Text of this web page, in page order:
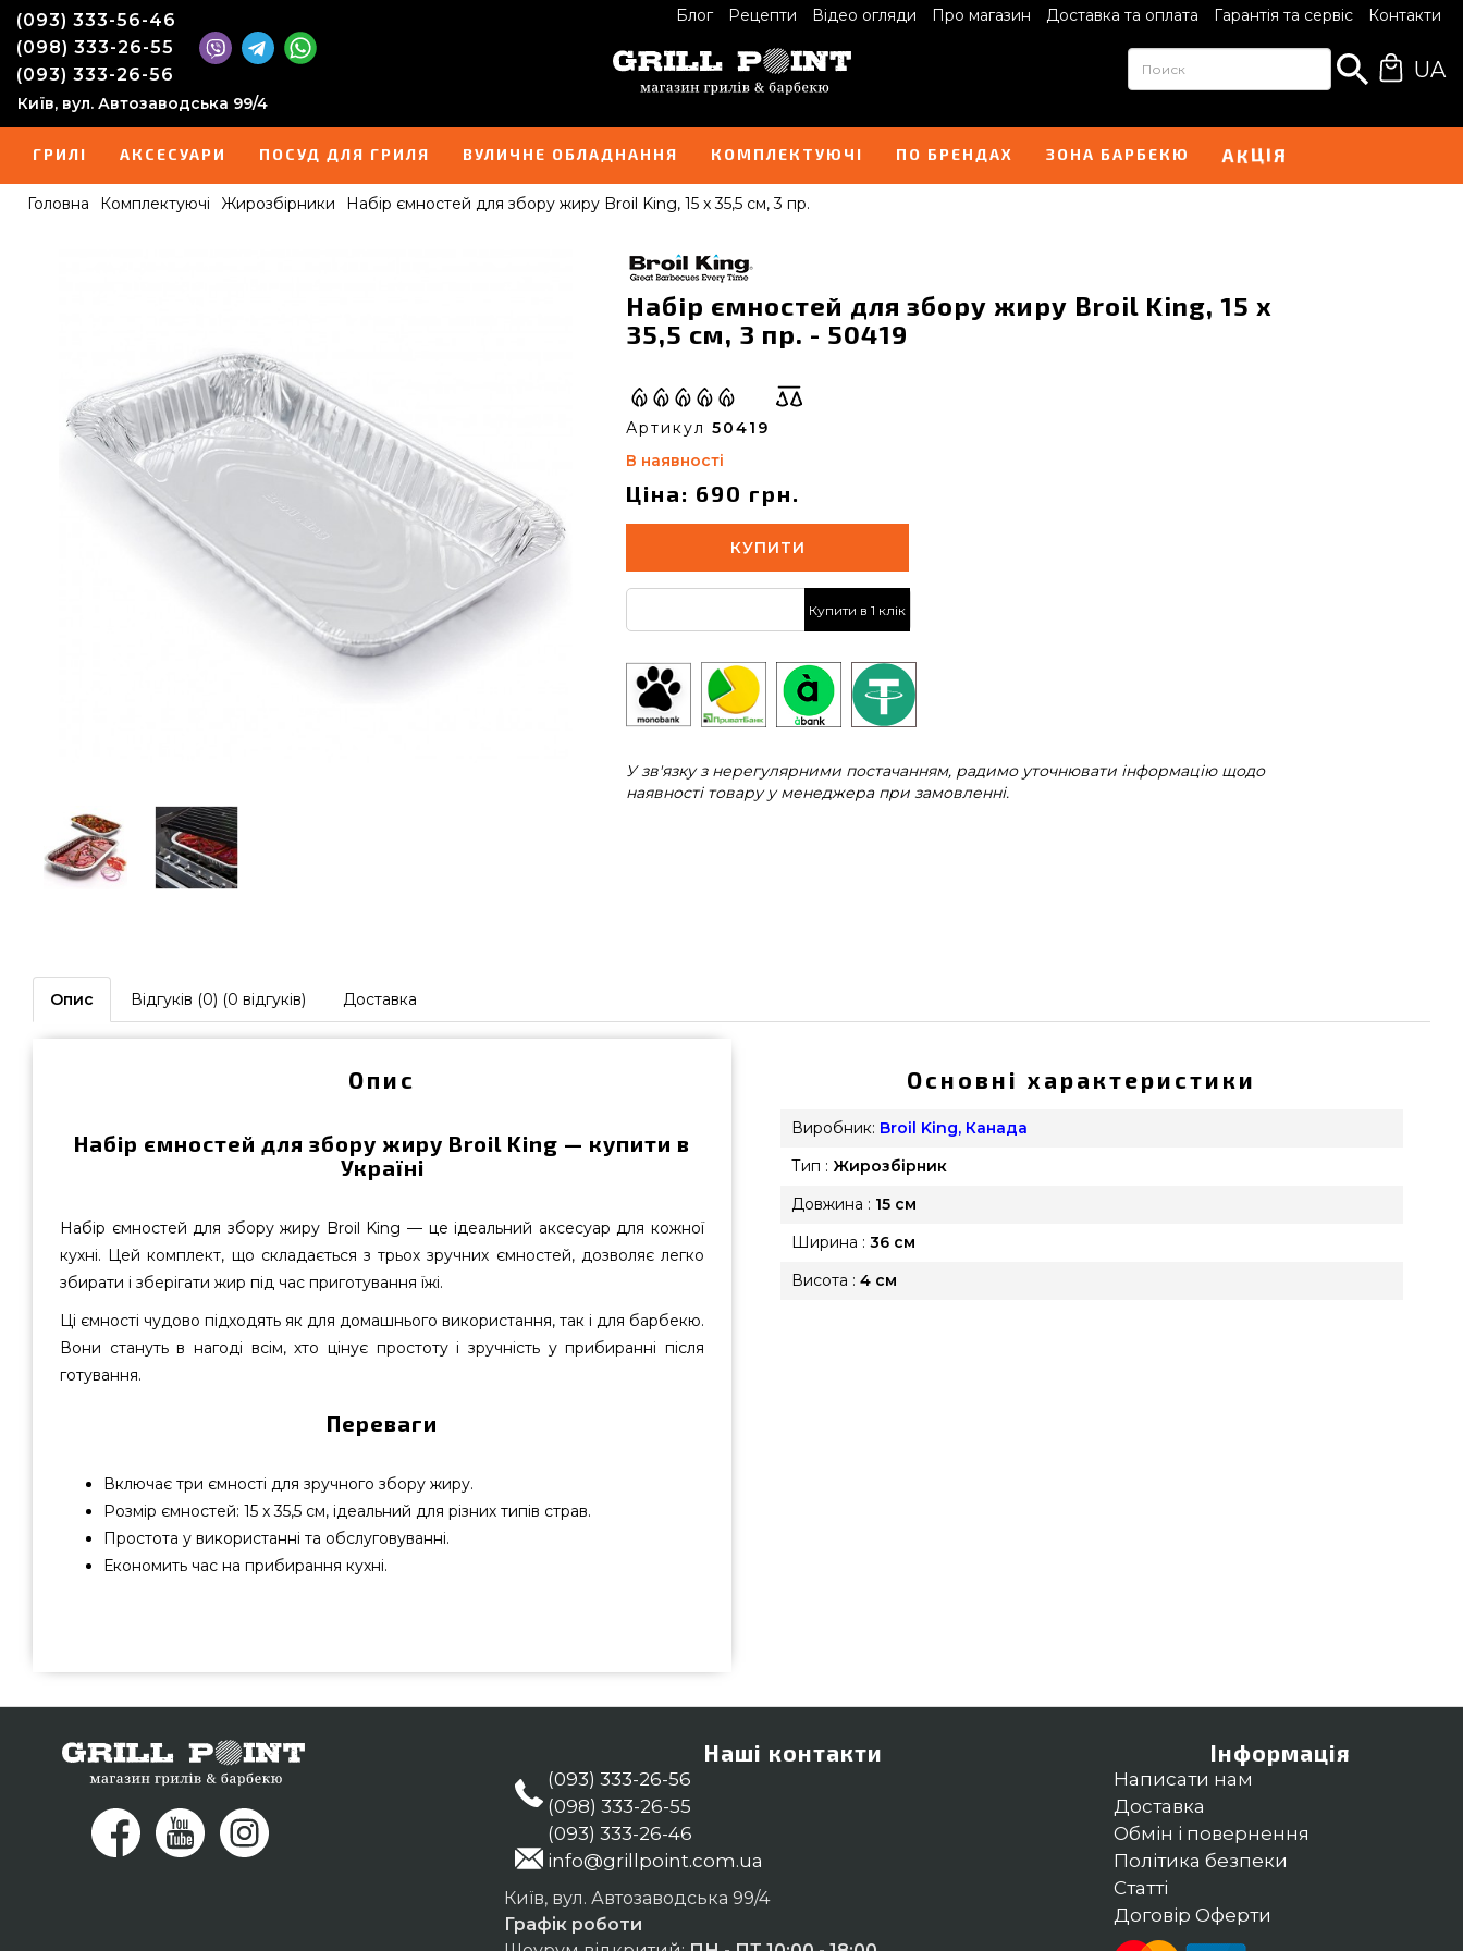
Блог Рецепти Відео огляди Про магазин Доставка та оплата Гарантія та сервіс Контакти
(093) 333-56-46
(098) 333-26-55
(093) 333-26-56
Київ, вул. Автозаводська 99/4
UA
ГРИЛІ АКСЕСУАРИ ПОСУД ДЛЯ ГРИЛЯ ВУЛИЧНЕ ОБЛАДНАННЯ КОМПЛЕКТУЮЧІ ПО БРЕНДАХ ЗОНА БАРБЕКЮ АКЦІЯ
Головна Комплектуючі Жирозбірники Набір ємностей для збору жиру Broil King, 15 x 35,5 см, 3 пр.
Набір ємностей для збору жиру Broil King, 15 x
35,5 см, 3 пр. - 50419
Артикул 50419
В наявності
Ціна: 690 грн.
КУПИТИ
Купити в 1 клік
У зв'язку з нерегулярними постачанням, радимо уточнювати інформацію щодо
наявності товару у менеджера при замовленні.
Опис Відгуків (0) (0 відгуків) Доставка
Опис
Набір ємностей для збору жиру Broil King — купити в
Україні
Набір ємностей для збору жиру Broil King — це ідеальний аксесуар для кожної
кухні. Цей комплект, що складається з трьох зручних ємностей, дозволяє легко
збирати і зберігати жир під час приготування їжі.
Ці ємності чудово підходять як для домашнього використання, так і для барбекю.
Вони стануть в нагоді всім, хто цінує простоту і зручність у прибиранні після
готування.
Переваги
Включає три ємності для зручного збору жиру.
Розмір ємностей: 15 x 35,5 см, ідеальний для різних типів страв.
Простота у використанні та обслуговуванні.
Економить час на прибирання кухні.
інтернет магазину брендових грилів GrillPoint. Кращі пропозиції на Жирозбірники в
онлайн магазині GrillPoint. Зателефонуйте нашим консультантам на номер (044) 334-76-
Основні характеристики
Виробник: Broil King, Канада
Тип : Жирозбірник
Довжина : 15 см
Ширина : 36 см
Висота : 4 см
Наші контакти
(093) 333-26-56
(098) 333-26-55
(093) 333-26-46
info@grillpoint.com.ua
Київ, вул. Автозаводська 99/4
Графік роботи
Інформація
Написати нам
Доставка
Обмін і повернення
Політика безпеки
Статті
Договір Оферти